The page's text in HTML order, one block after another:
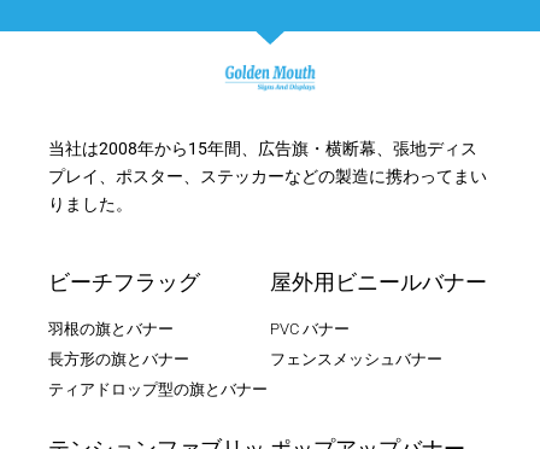
当社は2008年から15年間、広告旗・横断幕、張地ディス
プレイ、ポスター、ステッカーなどの製造に携わってまい
りました。
ビーチフラッグ
羽根の旗とバナー
長方形の旗とバナー
ティアドロップ型の旗とバナー
屋外用ビニールバナー
PVC バナー
フェンスメッシュバナー